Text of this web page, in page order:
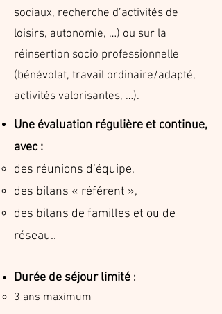
sociaux, recherche d’activités de
loisirs, autonomie, …) ou sur la
réinsertion socio professionnelle
(bénévolat, travail ordinaire/adapté,
activités valorisantes, …).
Une évaluation régulière et continue,
avec :
des réunions d’équipe,
des bilans « référent »,
des bilans de familles et ou de
réseau..
Durée de séjour limité :
3 ans maximum